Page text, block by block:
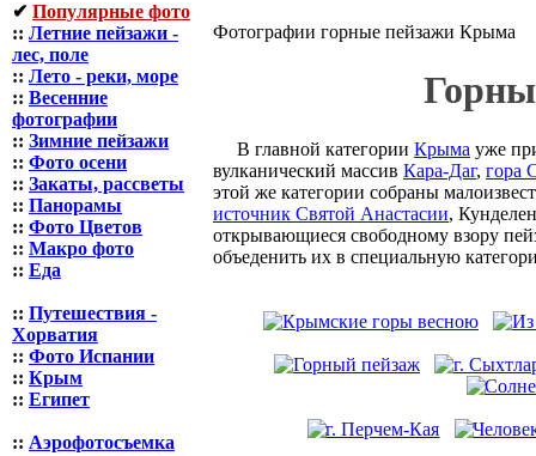
✔ Популярные фото
:: Летние пейзажи -
лес, поле
:: Лето - реки, море
:: Весенние
фотографии
:: Зимние пейзажи
:: Фото осени
:: Закаты, рассветы
:: Панорамы
:: Фото Цветов
:: Макро фото
:: Еда
:: Путешествия -
Хорватия
:: Фото Испании
:: Крым
:: Египет
:: Аэрофотосъемка
Фотографии горные пейзажи Крыма
В главной категории Крыма уже
вулканический массив Кара-Даг, гора
этой же категории собраны
источник Святой Анастасии,
открывающиеся свободному взору
объеденить их в специальную